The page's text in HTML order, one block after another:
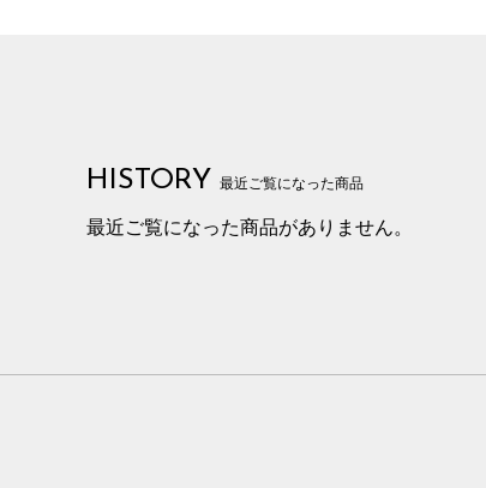
HISTORY 最近ご覧になった商品
最近ご覧になった商品がありません。